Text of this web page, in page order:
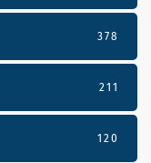
378
211
120